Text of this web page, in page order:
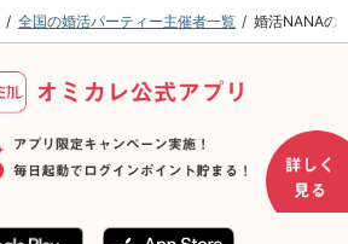
全国の婚活パーティー主催者一覧 婚活NANAの